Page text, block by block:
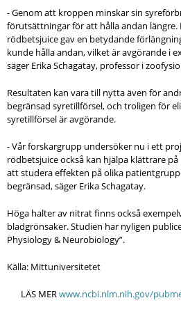
- Genom att kroppen minskar sin
förutsättningar för att hålla andan
rödbetsjuice gav en betydande
kunde hålla andan, vilket är avgörande i
säger Erika Schagatay, professor i
Resultaten kan vara till nytta även för
begränsad syretillförsel, och troligen för
syretillförsel är avgörande.
- Vår forskargrupp undersöker nu i ett
rödbetsjuice också kan hjälpa klättrare
att studera effekten på olika
begränsad, säger Erika Schagatay.
Höga halter av nitrat finns också
bladgrönsaker. Studien har nyligen
Physiology & Neurobiology”.
Källa: Mittuniversitetet
LÄS MERwww.ncbi.nlm.nih.gov/